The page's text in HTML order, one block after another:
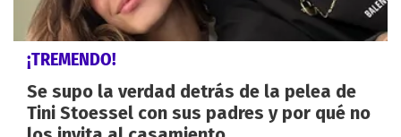
¡TREMENDO!
Se supo la verdad detrás de la pelea de
Tini Stoessel con sus padres y por qué no